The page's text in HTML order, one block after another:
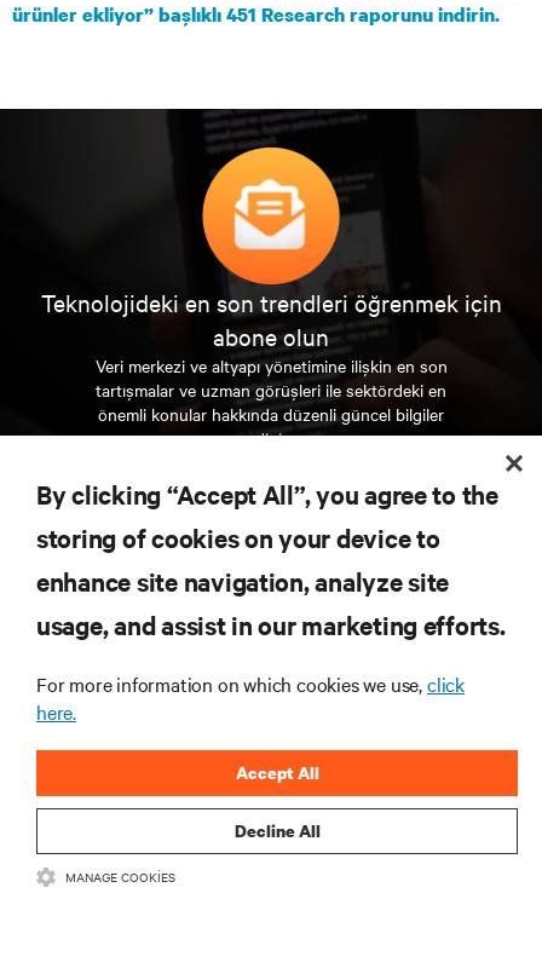
ürünler ekliyor” başlıklı 451 Research raporunu indirin.
Teknolojideki en son trendleri öğrenmek için
abone olun
Veri merkezi ve altyapı yönetimine ilişkin en son
tartışmalar ve uzman görüşleri ile sektördeki en
önemli konular hakkında düzenli güncel bilgiler
edinin.
ŞİMDİ KAYDOLUN
KAYNAKLAR
KURUMSAL
BIZIMLE ILETIŞIME GEÇIN
By clicking “Accept All”, you agree to the
storing of cookies on your device to
enhance site navigation, analyze site
usage, and assist in our marketing efforts.
For more information on which cookies we use,click
here.
Decline All
Accept All
MANAGE COOKIES